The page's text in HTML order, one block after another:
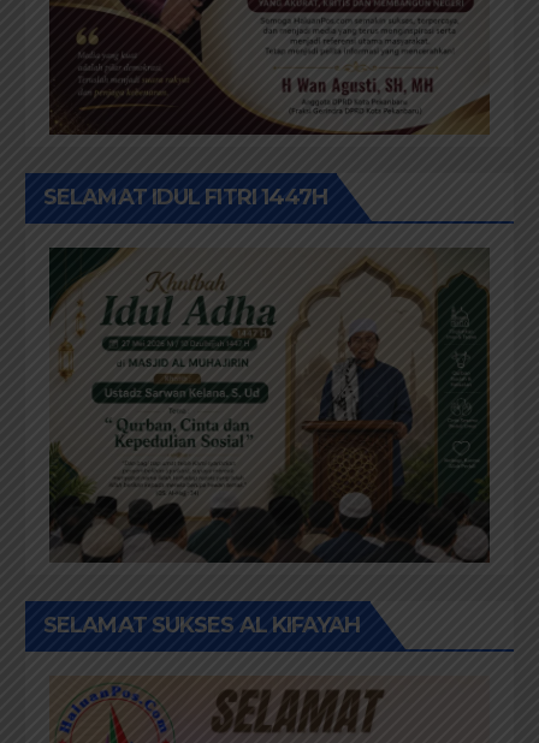
SELAMAT IDUL FITRI 1447H
SELAMAT SUKSES AL KIFAYAH